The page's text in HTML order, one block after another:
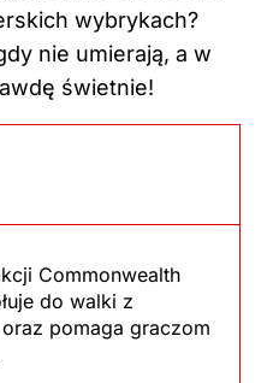
wybrykach?
nie umierają, a w
świetnie!
Commonwealth
do walki z
pomaga graczom